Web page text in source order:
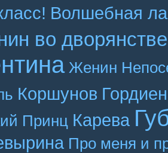
Волшебная
во дворянстве
Женин
Коршунов
Принц Карева
Про меня и